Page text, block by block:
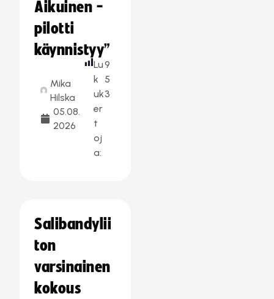
Aikuinen -
pilotti
käynnistyy”
Mika
Hilska
05.08.
2026
Lu
k
uk
er
t
oj
a:
9
5
3
Salibandylii
ton
varsinainen
kokous